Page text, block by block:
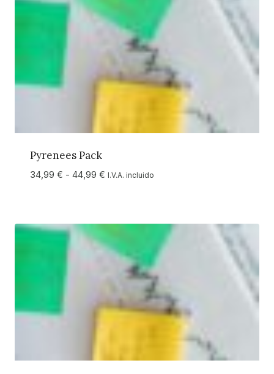
Pyrenees Pack
34,99 € - 44,99 €Rango
34,99 €
hasta
44,99 €
I.V.A. incluido